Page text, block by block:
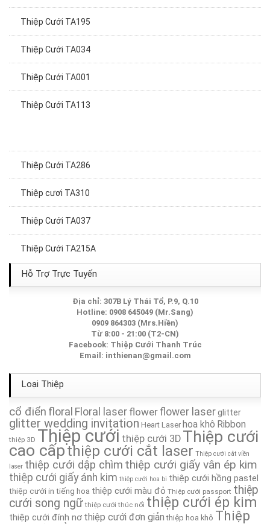
Thiệp Cưới TA195
Thiệp Cưới TA034
Thiệp Cưới TA001
Thiệp Cưới TA113
Thiệp Cưới TA286
Thiệp cươi TA310
Thiệp Cưới TA037
Thiệp Cưới TA215A
Thiệp Cưới TA171
Thiệp Cưới TA078
Thiệp Cưới TA114
Thiệp Cưới TA002
Thiệp Cưới TA266A
Thiệp Cưới TA059
Thiệp Cưới TA195
Thiệp Cưới TA034
Thiệp Cưới TA001
Hỗ Trợ Trực Tuyến
Địa chỉ: 307B Lý Thái Tổ, P.9, Q.10
Hotline: 0908 645049 (Mr.Sang)
0909 864303 (Mrs.Hiền)
Từ 8:00 - 21:00 (T2-CN)
Facebook: Thiệp Cưới Thanh Trúc
Email: inthienan@gmail.com
Loại Thiệp
cổ điển floral Floral laser flower flower laserglitter
glitter wedding invitation Heart Laser hoa khô Ribbon
thiệp 3D Thiệp cưới thiệp cưới 3D Thiệp cưới
cao cấpthiệp cưới cắt laser Thiệp cưới cắt viền
laser thiệp cưới dập chìm thiệp cưới giấy vân ép kim
thiệp cưới giấy ánh kim thiệp cưới hoa bi thiệp cưới hồng pastel
thiệp cưới in tiếng hoa thiệp cưới màu đỏ Thiệp cưới passport thiệp
cưới song ngữ thiệp cưới thúc nổi thiệp cưới ép kim
thiệp cưới đính nơ thiệp cưới đơn giản thiệp hoa khô Thiệp